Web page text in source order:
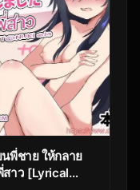
นพี่ชาย ให้กลาย
สาว [Lyrical